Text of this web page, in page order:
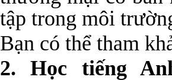
tập trong môi
Bạn có thể tham
2. Học tiếng